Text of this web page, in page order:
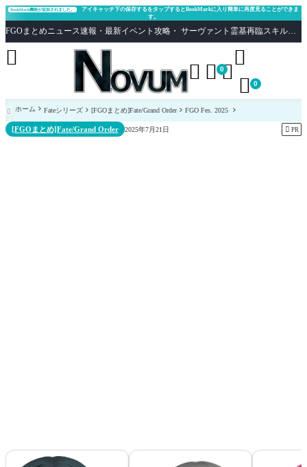
BookMark機能が追加されました。
アイキャッチ下の保存するをタップするとBookMarkに入り簡単に再度見ることができま
す。
FGOまとめニュース速報・最新イベント攻略・ サーヴァント霊基再臨スキル性能評価まとめ Fate/Grand Order
  0

 0

 ホーム Fateシリーズ [FGOまとめ]Fate/Grand Order FGO Fes. 2025
[FGOまとめ]Fate/Grand Order 2025年7月21日  PR